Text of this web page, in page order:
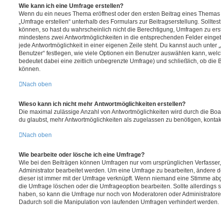
Wie kann ich eine Umfrage erstellen?
Wenn du ein neues Thema eröffnest oder den ersten Beitrag eines
„Umfrage erstellen“ unterhalb des Formulars zur Beitragserstellung.
können, so hast du wahrscheinlich nicht die Berechtigung, Umfragen zu
mindestens zwei Antwortmöglichkeiten in die entsprechenden Felder
jede Antwortmöglichkeit in einer eigenen Zeile steht. Du kannst auch unter
Benutzer“ festlegen, wie viele Optionen ein Benutzer auswählen kann,
bedeutet dabei eine zeitlich unbegrenzte Umfrage) und schließlich, ob die
können.
Nach oben
Wieso kann ich nicht mehr Antwortmöglichkeiten erstellen?
Die maximal zulässige Anzahl von Antwortmöglichkeiten wird durch die
du glaubst, mehr Antwortmöglichkeiten als zugelassen zu benötigen,
Nach oben
Wie bearbeite oder lösche ich eine Umfrage?
Wie bei den Beiträgen können Umfragen nur vom ursprünglichen
Administrator bearbeitet werden. Um eine Umfrage zu bearbeiten, ändere
dieser ist immer mit der Umfrage verknüpft. Wenn niemand eine Stimme
die Umfrage löschen oder die Umfrageoption bearbeiten. Sollte allerdings
haben, so kann die Umfrage nur noch von Moderatoren oder
Dadurch soll die Manipulation von laufenden Umfragen verhindert werden.